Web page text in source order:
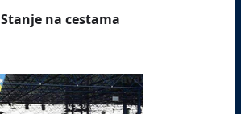
Stanje na cestama